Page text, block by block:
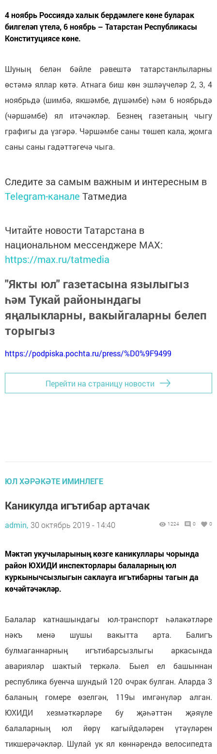
4 ноябрь Россиядә халык бердәмлеге көне буларак
билгеләп үтелә, 6 ноябрь – Татарстан Республикасы
Конституциясе көне.
Шуның белән бәйле рәвештә татарстанлыларны
өстәмә яллар көтә. Атнага биш көн эшләүчеләр 2, 3, 4
ноябрьдә (шимбә, якшәмбе, дүшәмбе) һәм 6 ноябрьдә
(чәршәмбе) ял итәчәкләр. Безнең газетаның чыгу
графигы да үзгәрә. Чәршәмбе саны төшеп кала, җомга
саны саны гадәттәгечә чыга.
Следите за самым важным и интересным в
Telegram-канале Татмедиа
Читайте новости Татарстана в
национальном мессенджере MАХ:
https://max.ru/tatmedia
"Якты юл" газетасына язылыгыз
һәм Тукай районындагы
яңалыкларны, вакыйгаларны белеп
торыгыз
https://podpiska.pochta.ru/press/%D0%9F9499
Перейти на страницу новости
ЮЛ ХӘРӘКӘТЕ ИМИНЛЕГЕ
Каникулда игътибар артачак
admin, 30 октябрь 2019 - 14:40 1224 0 0
Мәктәп укучыларының көзге каникуллары чорында
район ЮХИДИ инспекторлары балаларның юл
куркынычсызлыгын саклауга игътибарны тагын да
көчәйтәчәкләр.
Балалар катнашындагы юл-транспорт һәлакәтләре
нәкъ менә шушы вакытта арта. Балигъ
булмаганнарның игътибарсызлыгы аркасында
аварияләр шактый теркәлә. Быел ел башыннан
республика буенча шундый 120 очрак булган. Аларда 3
баланың гомере өзелгән, 119ы имгәнүләр алган.
ЮХИДИ хезмәткәрләре бу җәһәттән җәяүле
балаларның юл йөрү кагыйдәләрен үтәүләрен
тикшерәчәкләр. Шулай ук ял көннәрендә велосипедта